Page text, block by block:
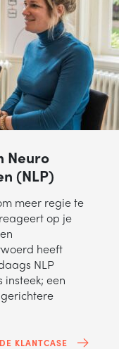
Neuro
(NLP)
meer regie te
op je
heeft
NLP
een
KLANTCASE